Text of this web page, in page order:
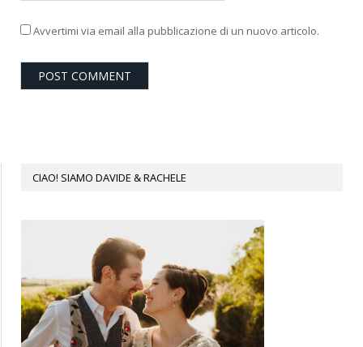
Avvertimi via email alla pubblicazione di un nuovo articolo.
CIAO! SIAMO DAVIDE & RACHELE